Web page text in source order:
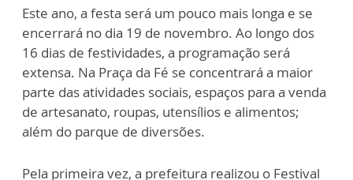
Este ano, a festa será um pouco mais longa e se
encerrará no dia 19 de novembro. Ao longo dos
16 dias de festividades, a programação será
extensa. Na Praça da Fé se concentrará a maior
parte das atividades sociais, espaços para a venda
de artesanato, roupas, utensílios e alimentos;
além do parque de diversões.
Pela primeira vez, a prefeitura realizou o Festival